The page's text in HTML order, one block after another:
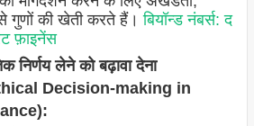
गुणों की खेती करते हैं।बियॉन्ड नंबर्स: द
फ़ाइनेंस
निर्णय लेने को बढ़ावा देना
Decision-making in